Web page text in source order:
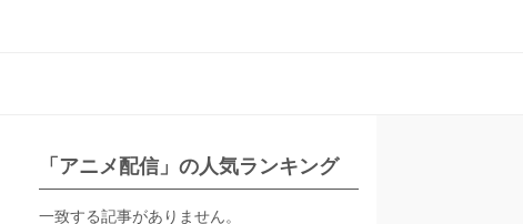
「アニメ配信」の人気ランキング
一致する記事がありません。